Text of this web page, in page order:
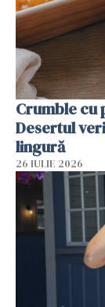
Crumble cu
Desertul
lingură
26 IULIE 2026